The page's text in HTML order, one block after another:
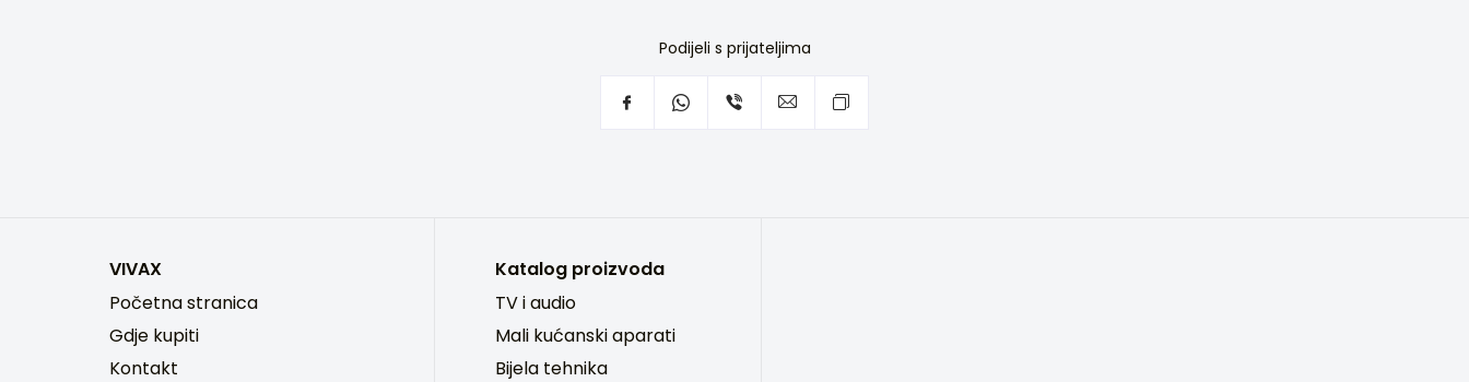
Podijeli s prijateljima
VIVAX
Početna stranica
Gdje kupiti
Kontakt
Katalog proizvoda
TV i audio
Mali kućanski aparati
Bijela tehnika